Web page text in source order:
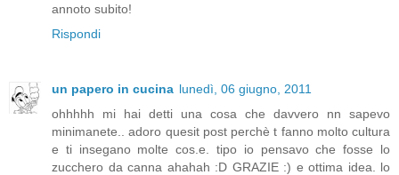
annoto subito!
Rispondi
un papero in cucina lunedì, 06 giugno, 2011
ohhhhh mi hai detti una cosa che davvero nn sapevo
minimanete.. adoro quesit post perchè t fanno molto cultura
e ti insegano molte cos.e. tipo io pensavo che fosse lo
zucchero da canna ahahah :D GRAZIE :) e ottima idea. lo